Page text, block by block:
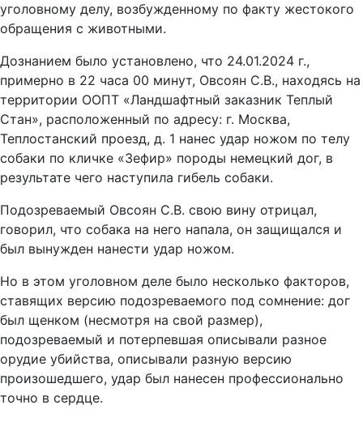
уголовному делу, возбужденному по факту жестокого
обращения с животными.
Дознанием было установлено, что 24.01.2024 г.,
примерно в 22 часа 00 минут, Овсоян С.В., находясь на
территории ООПТ «Ландшафтный заказник Теплый
Стан», расположенный по адресу: г. Москва,
Теплостанский проезд, д. 1 нанес удар ножом по телу
собаки по кличке «Зефир» породы немецкий дог, в
результате чего наступила гибель собаки.
Подозреваемый Овсоян С.В. свою вину отрицал,
говорил, что собака на него напала, он защищался и
был вынужден нанести удар ножом.
Но в этом уголовном деле было несколько факторов,
ставящих версию подозреваемого под сомнение: дог
был щенком (несмотря на свой размер),
подозреваемый и потерпевшая описывали разное
орудие убийства, описывали разную версию
произошедшего, удар был нанесен профессионально
точно в сердце.